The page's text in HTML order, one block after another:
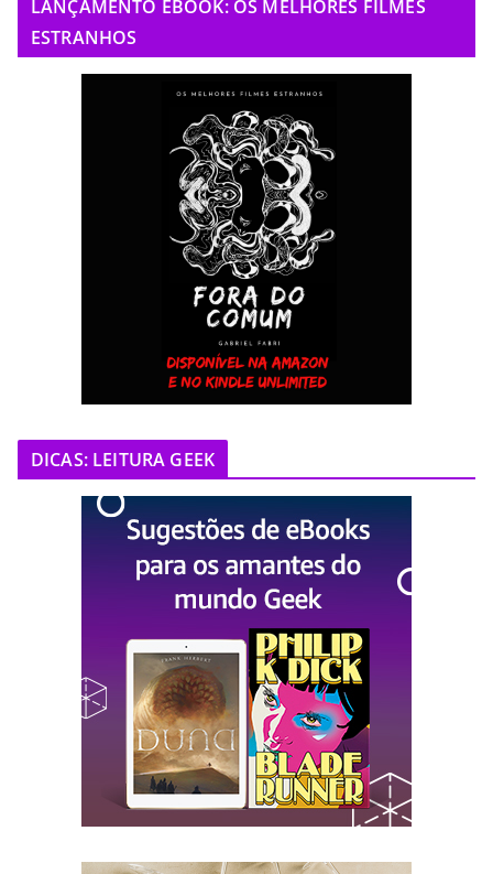
LANÇAMENTO EBOOK: OS MELHORES FILMES
ESTRANHOS
DICAS: LEITURA GEEK